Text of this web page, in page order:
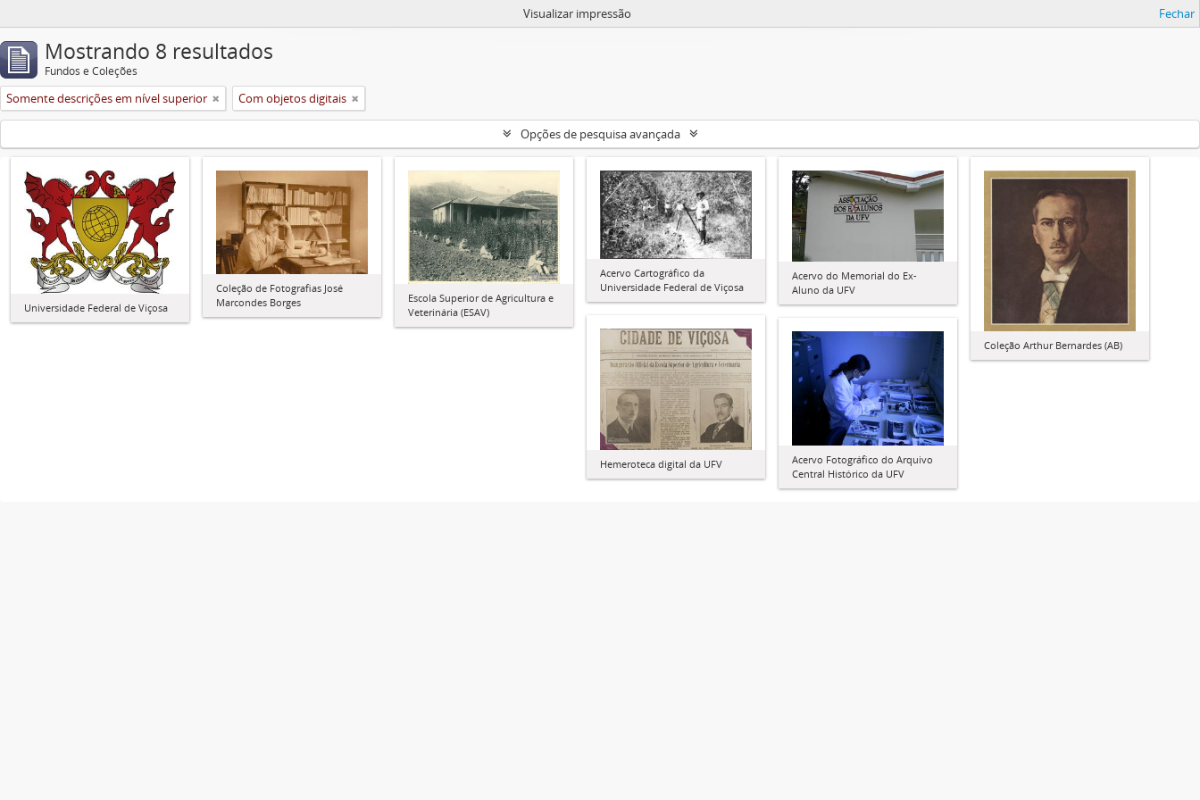
Visualizar impressão Fechar
Mostrando 8 resultados
Fundos e Coleções
Somente descrições em nível superior Com objetos digitais
Opções de pesquisa avançada
Universidade Federal de Viçosa
Coleção de Fotografias José
Marcondes Borges
Escola Superior de Agricultura e
Veterinária (ESAV)
Acervo Cartográfico da
Universidade Federal de Viçosa
Acervo do Memorial do Ex-
Aluno da UFV
Coleção Arthur Bernardes (AB)
Hemeroteca digital da UFV
Acervo Fotográfico do Arquivo
Central Histórico da UFV